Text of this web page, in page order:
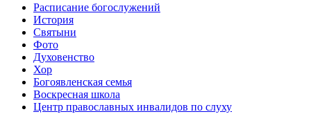
Расписание богослужений
История
Святыни
Фото
Духовенство
Хор
Богоявленская семья
Воскресная школа
Центр православных инвалидов по слуху